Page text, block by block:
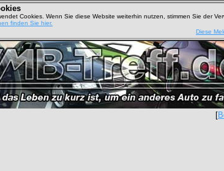
Cookies. Wenn Sie diese Website weiterhin nutzen, stimmen Sie der
finden Sie hier.
Diese
[